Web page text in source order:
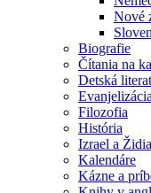
Nové
Biografie
Čítania na
Detská
Evanjelizácia
Filozofia
História
Izrael a Židia
Kalendáre
Kázne a